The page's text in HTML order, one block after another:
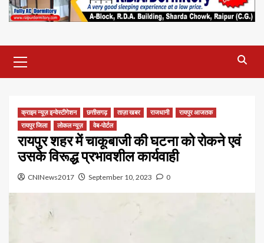
Menu
क्राइम न्यूज़ इन्वेस्टीगेशन छत्तीसगढ़ ताज़ा खबर राजधानी
रायपुर आजतक
रायपुर जिला
लोकल न्यूज़ वेब-पोर्टल
रायपुर शहर में चाकूबाजी की घटना को रोकने एवं
उसके विरूद्ध प्रभावशील कार्यवाही
CNINews2017 September 10, 2023 0